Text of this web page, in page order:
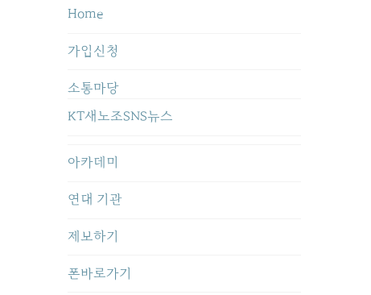
Home
가입신청
소통마당
KT새노조SNS뉴스
아카데미
연대 기관
제보하기
폰바로가기